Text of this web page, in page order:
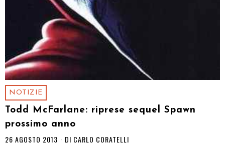
NOTIZIE
Todd McFarlane: riprese sequel Spawn
prossimo anno
26 AGOSTO 2013 DI CARLO CORATELLI